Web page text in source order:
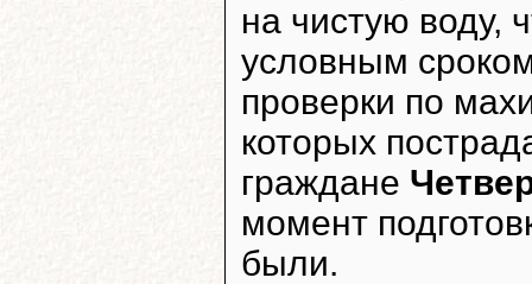
на чистую воду,
условным
проверки по
которых
граждане
момент
были.